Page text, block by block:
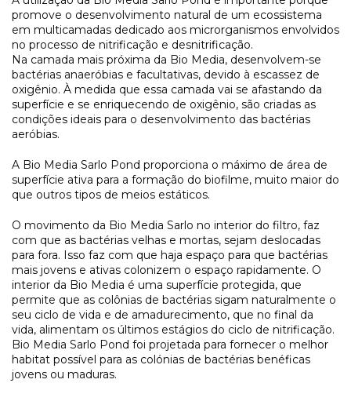
promove o desenvolvimento natural de um ecossistema
em multicamadas dedicado aos microrganismos envolvidos
no processo de nitrificação e desnitrificação.
Na camada mais próxima da Bio Media, desenvolvem-se
bactérias anaeróbias e facultativas, devido à escassez de
oxigênio. À medida que essa camada vai se afastando da
superfície e se enriquecendo de oxigênio, são criadas as
condições ideais para o desenvolvimento das bactérias
aeróbias.
A Bio Media Sarlo Pond proporciona o máximo de área de
superfície ativa para a formação do biofilme, muito maior do
que outros tipos de meios estáticos.
O movimento da Bio Media Sarlo no interior do filtro, faz
com que as bactérias velhas e mortas, sejam deslocadas
para fora. Isso faz com que haja espaço para que bactérias
mais jovens e ativas colonizem o espaço rapidamente. O
interior da Bio Media é uma superfície protegida, que
permite que as colônias de bactérias sigam naturalmente o
seu ciclo de vida e de amadurecimento, que no final da
vida, alimentam os últimos estágios do ciclo de nitrificação.
Bio Media Sarlo Pond foi projetada para fornecer o melhor
habitat possível para as colónias de bactérias benéficas
jovens ou maduras.